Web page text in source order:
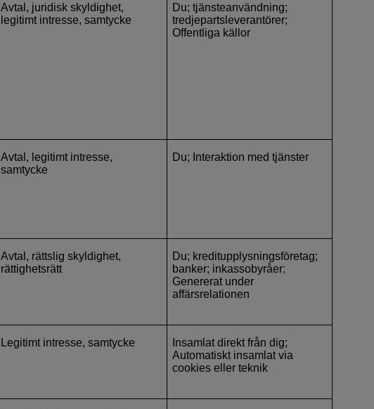
Avtal, juridisk skyldighet,
legitimt intresse, samtycke
Du; tjänsteanvändning;
tredjepartsleverantörer;
Offentliga källor
Avtal, legitimt intresse,
samtycke
Du; Interaktion med tjänster
Avtal, rättslig skyldighet,
rättighetsrätt
Du; kreditupplysningsföretag;
banker; inkassobyråer;
Genererat under
affärsrelationen
Legitimt intresse, samtycke
Insamlat direkt från dig;
Automatiskt insamlat via
cookies eller teknik